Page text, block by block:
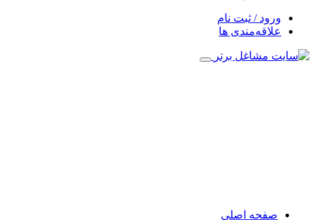
ورود / ثبت نام
علاقه‌مندی ها
صفحه اصلی